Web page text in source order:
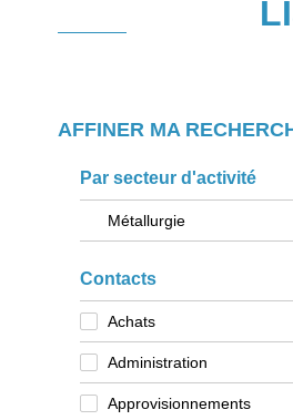
AFFINER MA
Par secteur d'activité
Métallurgie
Contacts
Achats
Administration
Approvisionnements